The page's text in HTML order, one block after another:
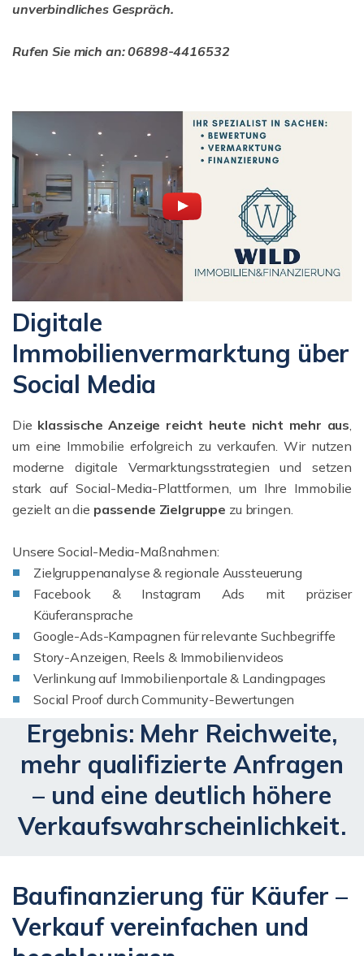
unverbindliches Gespräch.
Rufen Sie mich an: 06898-4416532
Digitale
Immobilienvermarktung über
Social Media
Die klassische Anzeige reicht heute nicht mehr aus,
um eine Immobilie erfolgreich zu verkaufen. Wir nutzen
moderne digitale Vermarktungsstrategien und setzen
stark auf Social-Media-Plattformen, um Ihre Immobilie
gezielt an die passende Zielgruppe zu bringen.
Unsere Social-Media-Maßnahmen:
Zielgruppenanalyse & regionale Aussteuerung
Facebook & Instagram Ads mit präziser
Käuferansprache
Google-Ads-Kampagnen für relevante Suchbegriffe
Story-Anzeigen, Reels & Immobilienvideos
Verlinkung auf Immobilienportale & Landingpages
Social Proof durch Community-Bewertungen
Ergebnis: Mehr Reichweite,
mehr qualifizierte Anfragen
– und eine deutlich höhere
Verkaufswahrscheinlichkeit.
Baufinanzierung für Käufer –
Verkauf vereinfachen und